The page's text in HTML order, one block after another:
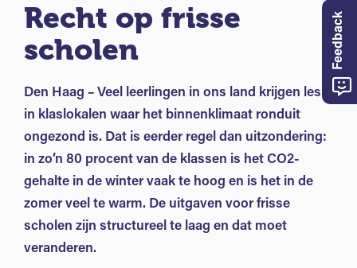
Recht op frisse
scholen
Den Haag – Veel leerlingen in ons land krijgen les
in klaslokalen waar het binnenklimaat ronduit
ongezond is. Dat is eerder regel dan uitzondering:
in zo’n 80 procent van de klassen is het CO2-
gehalte in de winter vaak te hoog en is het in de
zomer veel te warm. De uitgaven voor frisse
scholen zijn structureel te laag en dat moet
veranderen.
Feedback